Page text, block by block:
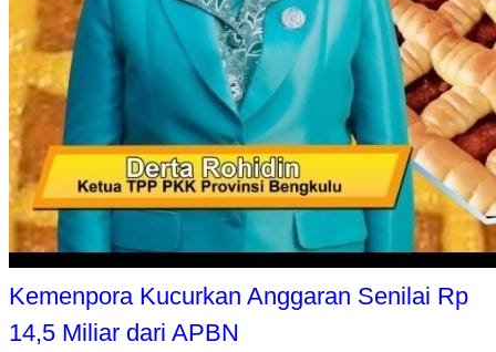
Kemenpora Kucurkan Anggaran Senilai Rp
14,5 Miliar dari APBN